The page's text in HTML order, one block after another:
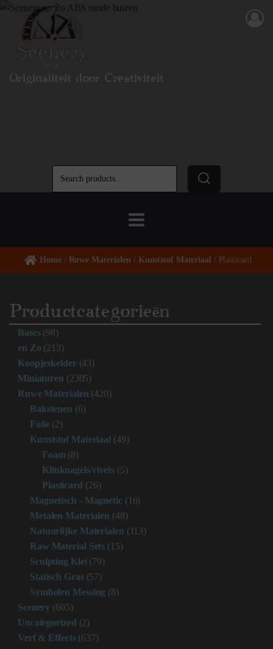
Originaliteit door Creativiteit
Home/ Ruwe Materialen / Kunststof Materiaal / Plasticard
Productcategorieën
Bases (98)
en Zo (213)
Koopjeskelder (43)
Miniaturen (2305)
Ruwe Materialen (420)
Bakstenen (6)
Folie (2)
Kunststof Materiaal (49)
Foam (8)
Klinknagels/rivets (5)
Plasticard (26)
Magnetisch - Magnetic (16)
Metalen Materialen (48)
Natuurlijke Materialen (113)
Raw Material Sets (15)
Sculpting Klei (79)
Statisch Gras (57)
Symbolen Messing (8)
Scenery (605)
Uncategorized (2)
Verf & Effects (637)